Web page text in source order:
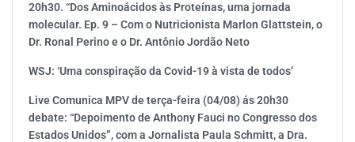
20h30. “Dos Aminoácidos às Proteínas, uma jornada
molecular. Ep. 9 – Com o Nutricionista Marlon Glattstein, o
Dr. Ronal Perino e o Dr. Antônio Jordão Neto
WSJ: ‘Uma conspiração da Covid-19 à vista de todos’
Live Comunica MPV de terça-feira (04/08) ás 20h30
debate: “Depoimento de Anthony Fauci no Congresso dos
Estados Unidos”, com a Jornalista Paula Schmitt, a Dra.